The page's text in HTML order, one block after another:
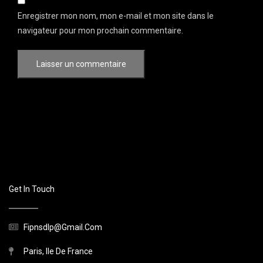
Enregistrer mon nom, mon e-mail et mon site dans le
navigateur pour mon prochain commentaire.
Get In Touch
Fipnsdlp@gmail.com
Paris, Ile De France